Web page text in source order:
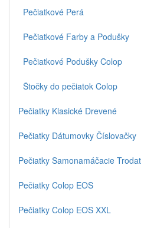
Pečiatkové Perá
Pečiatkové Farby a Podušky
Pečiatkové Podušky Colop
Štočky do pečiatok Colop
Pečiatky Klasické Drevené
Pečiatky Dátumovky Číslovačky
Pečiatky Samonamáčacie Trodat
Pečiatky Colop EOS
Pečiatky Colop EOS XXL